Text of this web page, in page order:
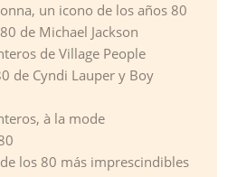
un icono de los años 80
de Michael Jackson
de Village People
de Cyndi Lauper y Boy
à la mode
los 80 más imprescindibles